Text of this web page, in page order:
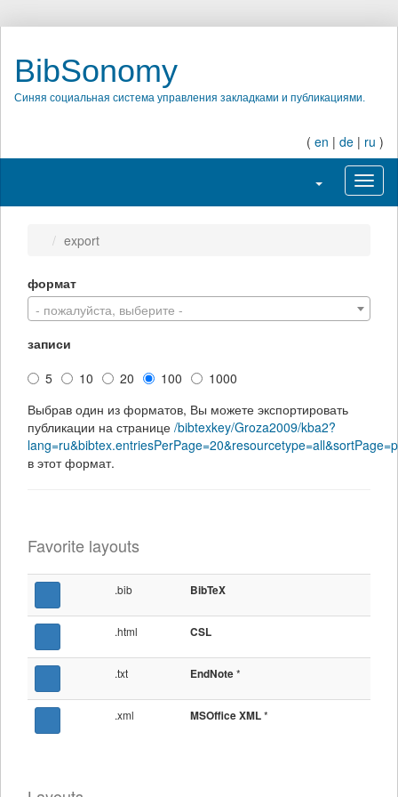
BibSonomy
Синяя социальная система управления закладками и публикациями.
( en | de | ru )
Переключить
export
формат
- пожалуйста, выберите -
записи
5
10 20 100
1000
Выбрав один из форматов, Вы можете экспортировать
публикации на странице /bibtexkey/Groza2009/kba2?
в этот формат.
Favorite layouts
.bib BibTeX
.html CSL
.txt EndNote*
.xml MSOffice XML*